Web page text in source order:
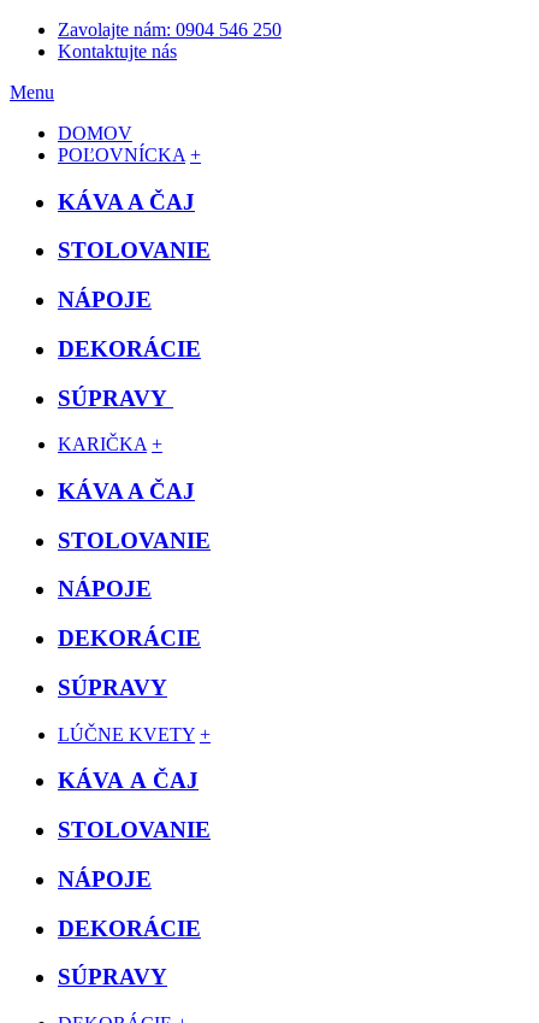
Zavolajte nám: 0904 546 250
Kontaktujte nás
Menu
DOMOV
POĽOVNÍCKA +
KÁVA A ČAJ
STOLOVANIE
NÁPOJE
DEKORÁCIE
SÚPRAVY
KARIČKA +
KÁVA A ČAJ
STOLOVANIE
NÁPOJE
DEKORÁCIE
SÚPRAVY
LÚČNE KVETY +
KÁVA A ČAJ
STOLOVANIE
NÁPOJE
DEKORÁCIE
SÚPRAVY